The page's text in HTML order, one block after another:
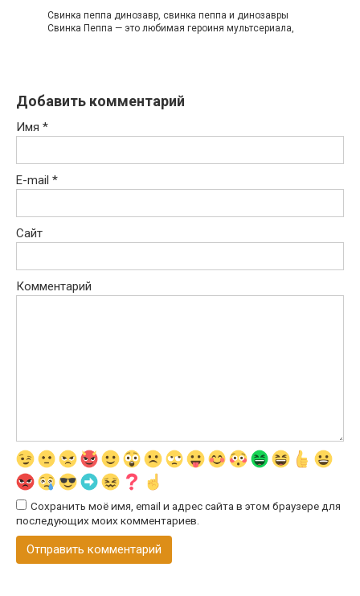
Свинка пеппа динозавр, свинка пеппа и динозавры
Свинка Пеппа — это любимая героиня мультсериала,
Добавить комментарий
Имя *
E-mail *
Сайт
Комментарий
Сохранить моё имя, email и адрес сайта в этом браузере для
последующих моих комментариев.